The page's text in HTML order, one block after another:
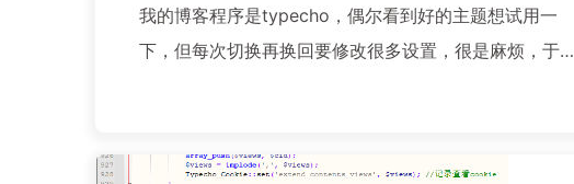
我的博客程序是typecho，偶尔看到好的主题想试用一
下，但每次切换再换回要修改很多设置，很是麻烦，于是
需工具：xampp，博客程序 下载地址可见文章...